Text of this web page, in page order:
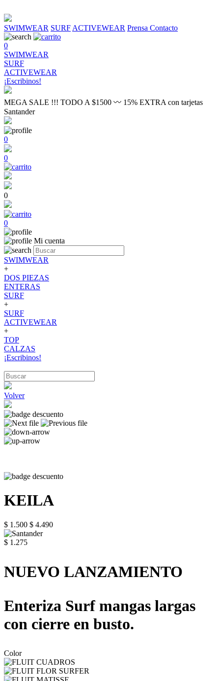
SWIMWEAR SURF ACTIVEWEAR Prensa Contacto
0
SWIMWEAR
SURF
ACTIVEWEAR
¡Escribinos!
MEGA SALE !!! TODO A $1500 〰 15% EXTRA con tarjetas
Santander
0
0
0
0
Mi cuenta
SWIMWEAR
+
DOS PIEZAS
ENTERAS
SURF
+
SURF
ACTIVEWEAR
+
TOP
CALZAS
¡Escribinos!
Volver
KEILA
$ 1.500 $ 4.490
$ 1.275
NUEVO LANZAMIENTO
Enteriza Surf mangas largas
con cierre en busto.
Color